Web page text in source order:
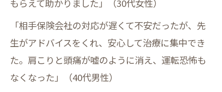
もらえて助かりました」（30代女性）
「相手保険会社の対応が遅くて不安だったが、先
生がアドバイスをくれ、安心して治療に集中でき
た。肩こりと頭痛が嘘のように消え、運転恐怖も
なくなった」（40代男性）